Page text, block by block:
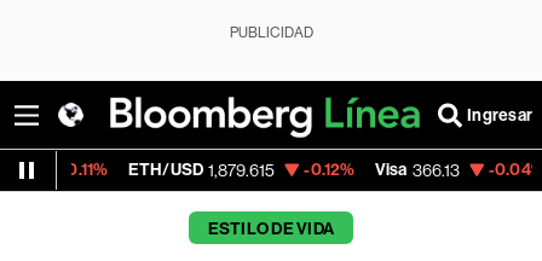
PUBLICIDAD
Ingresar
ETH/USD 1,879.615 -0.12% Visa 366.13 -0.04%
ESTILO DE VIDA